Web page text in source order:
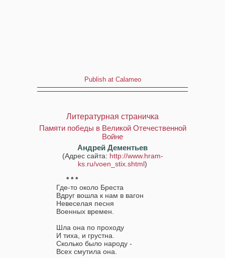
Publish at Calameo
Литературная страничка
Памяти победы в Великой Отечественной
Войне
Андрей Дементьев
(Адрес сайта: http://www.hram-
ks.ru/voen_stix.shtml)
* * *
Где-то около Бреста
Вдруг вошла к нам в вагон
Невеселая песня
Военных времен.
Шла она по проходу
И тиха, и грустна.
Сколько было народу -
Всех смутила она.